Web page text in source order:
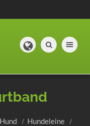
Toggle
Hund
Hundeleine